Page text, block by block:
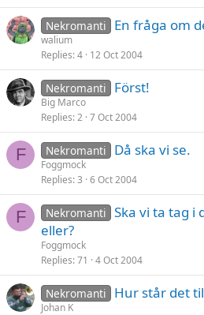
Nekromanti En fråga om
walium
Replies 4 12 Oct 2004
Nekromanti Först!
Big Marco
Replies 2 7 Oct 2004
F Nekromanti Då ska vi se.
Foggmock
Replies 3 6 Oct 2004
F Nekromanti Ska vi ta tag i
eller?
Foggmock
Replies 71 4 Oct 2004
Nekromanti Hur står det
Johan K